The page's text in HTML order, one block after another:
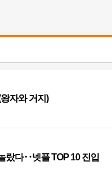
자와 거지)
랐다‥넷플 TOP 10 진입